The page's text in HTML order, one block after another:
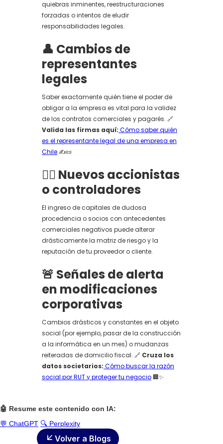
quiebras inminentes, reestructuraciones
forzadas o intentos de eludir
responsabilidades legales.
👤 Cambios de
representantes
legales
Saber exactamente quién tiene el poder de
obligar a la empresa es vital para la validez
de los contratos comerciales y pagarés. 🔗
Valida las firmas aquí: Cómo saber quién
es el representante legal de una empresa en
Chile ✍️📜
🕵️‍♂️ Nuevos accionistas
o controladores
El ingreso de capitales de dudosa
procedencia o socios con antecedentes
comerciales negativos puede alterar
drásticamente la matriz de riesgo y la
reputación de tu proveedor o cliente.
🚨 Señales de alerta
en modificaciones
corporativas
Cambios drásticos y constantes en el objeto
social (por ejemplo, pasar de la construcción
a la informática en un mes) o mudanzas
reiteradas de domicilio fiscal. 🔗 Cruza los
datos societarios: Cómo buscar la razón
social por RUT y proteger tu negocio🏢✨
🤖 Resume este contenido con IA:
💬 ChatGPT 🔍 Perplexity
Volver a Blogs